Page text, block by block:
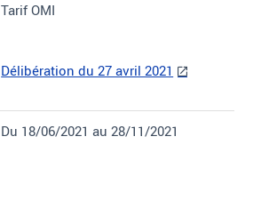
Tarif OMI
Délibération du 27 avril 2021
Du 18/06/2021 au 28/11/2021